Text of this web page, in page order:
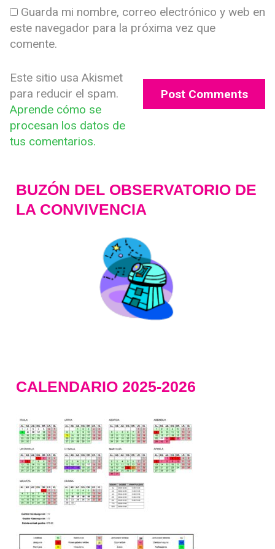
Guarda mi nombre, correo electrónico y web en
este navegador para la próxima vez que
comente.
Este sitio usa Akismet
para reducir el spam.
Aprende cómo se
procesan los datos de
tus comentarios.
BUZÓN DEL OBSERVATORIO DE
LA CONVIVENCIA
CALENDARIO 2025-2026